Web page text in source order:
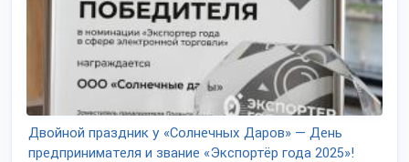
Двойной праздник у «Солнечных Даров» — День
предпринимателя и звание «Экспортёр года 2025»!